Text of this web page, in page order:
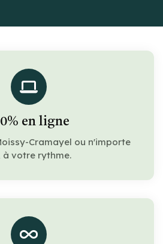
en ligne
Cramayel ou n'importe
à votre rythme.